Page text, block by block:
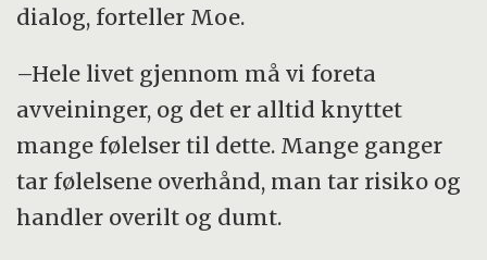
dialog, forteller Moe.
–Hele livet gjennom må vi foreta
avveininger, og det er alltid knyttet
mange følelser til dette. Mange ganger
tar følelsene overhånd, man tar risiko og
handler overilt og dumt.